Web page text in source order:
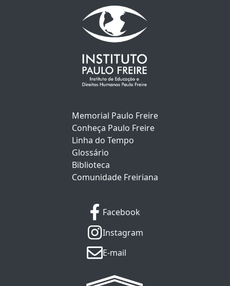
Memorial Paulo Freire
Conheça Paulo Freire
Linha do Tempo
Glossário
Biblioteca
Comunidade Freiriana
Facebook
Instagram
E-mail